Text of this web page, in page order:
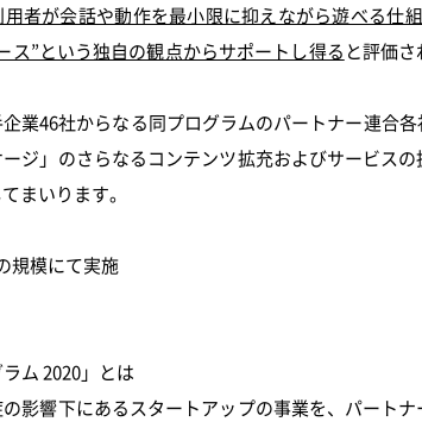
者が会話や動作を最小限に抑えながら遊べる仕
ス”という独自の観点からサポートし得る と評価
業46社からなる同プログラムのパートナー連合
ジ」のさらなるコンテンツ拡充およびサービス
まいります。
規模にて実施
ム 2020」とは
影響下にあるスタートアップの事業を、パート